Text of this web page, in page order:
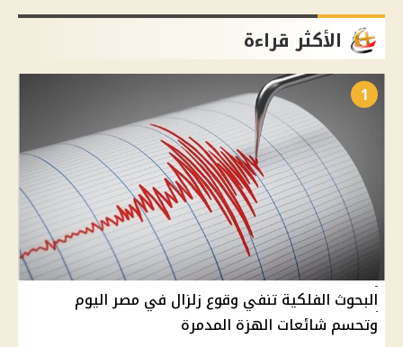
الأكثر قراءة
1
البحوث الفلكية تنفي وقوع زلزال في مصر اليوم
وتحسم شائعات الهزة المدمرة